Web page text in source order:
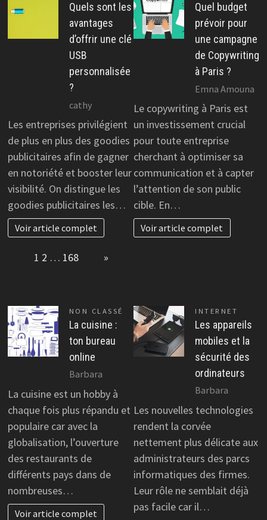
Quels sont les
avantages
d’offrir une clé
USB
personnalisée
?
cathy
Les entreprises privilégient
de plus en plus des goodies
publicitaires afin de gagner
en notoriété et booster leur
visibilité. On distingue les
goodies publicitaires les…
Voir article complet
Quel budget
prévoir pour
une campagne
de Copywriting
à Paris ?
Emna Amouna
Le copywriting à Paris est
un investissement crucial
pour toute entreprise
cherchant à optimiser sa
communication et à capter
l’attention de son public
cible. En…
Voir article complet
1 2 … 168 »
NON CLASSÉ
La cuisine :
ton bureau
online
Barbara
La cuisine est un hobby à
chaque fois plus répandu et
populaire car avec la
globalisation, l’ouverture
des restaurants de
différents pays dans de
nombreuses…
Voir article complet
INTERNET
Les appareils
mobiles et la
sécurité des
ordinateurs
Barbara
Les nouvelles technologies
rendent la corvée
nettement plus délicate aux
administrateurs des parcs
informatiques des firmes.
Leur rôle ne semblait déjà
pas facile car il…